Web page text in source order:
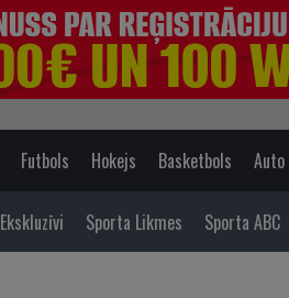
Futbols Hokejs Basketbols Auto
Ekskluzīvi Sporta Likmes Sporta ABC